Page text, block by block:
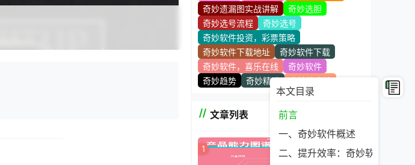
本文目录
前言
一、奇妙软件概述
二、提升效率：奇妙软件实战
奇妙遗漏图实战讲解
奇妙选胆
奇妙选号流程
奇妙选号
奇妙软件投资，彩票策略
奇妙软件下载地址
奇妙软件下载
奇妙软件，喜乐在线
奇妙软件
奇妙趋势
奇妙精髓 奇妙技术站
文章列表
1